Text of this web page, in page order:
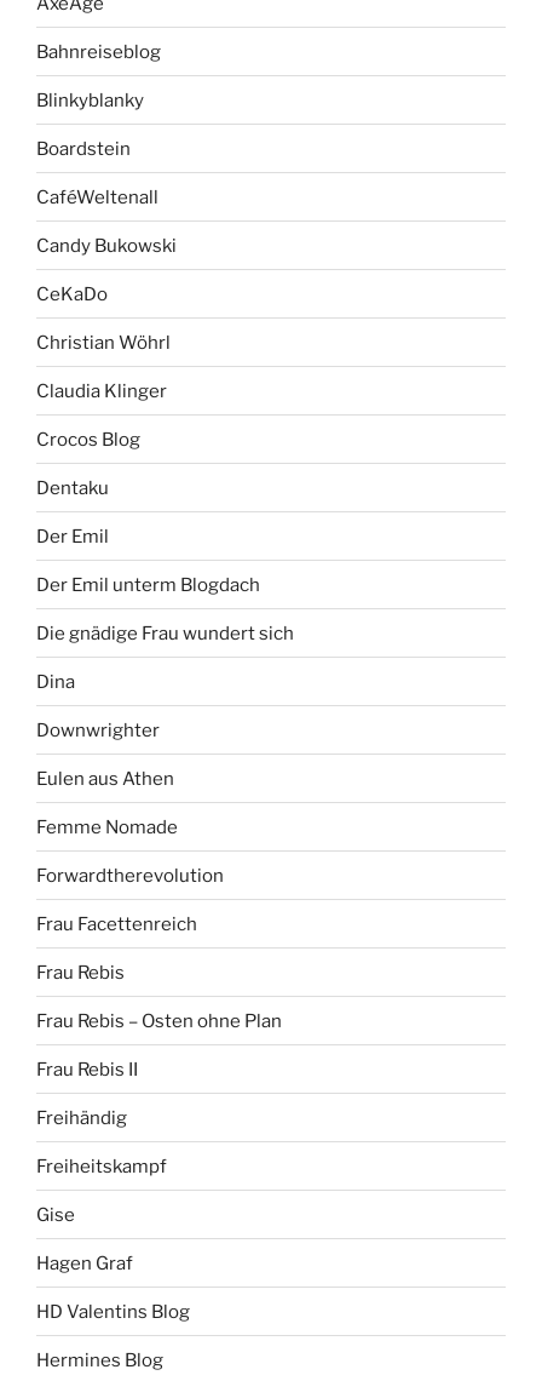
Bahnreiseblog
Blinkyblanky
Boardstein
CaféWeltenall
Candy Bukowski
CeKaDo
Christian Wöhrl
Claudia Klinger
Crocos Blog
Dentaku
Der Emil
Der Emil unterm Blogdach
Die gnädige Frau wundert sich
Dina
Downwrighter
Eulen aus Athen
Femme Nomade
Forwardtherevolution
Frau Facettenreich
Frau Rebis
Frau Rebis – Osten ohne Plan
Frau Rebis II
Freihändig
Freiheitskampf
Gise
Hagen Graf
HD Valentins Blog
Hermines Blog